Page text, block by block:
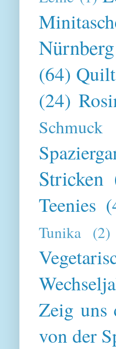
Nürnberg
(64) Quilt
(24)
Schmuck
Stricken
Teenies
Tunika (2)
Zeig uns
von der